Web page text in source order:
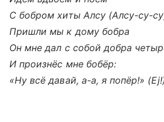
С бобром хиты Алсу (Алсу-су-
Пришли мы к дому бобра
Он мне дал с собой добра
И произнёс мне бобёр:
«Ну всё давай, а-а, я попёр!»